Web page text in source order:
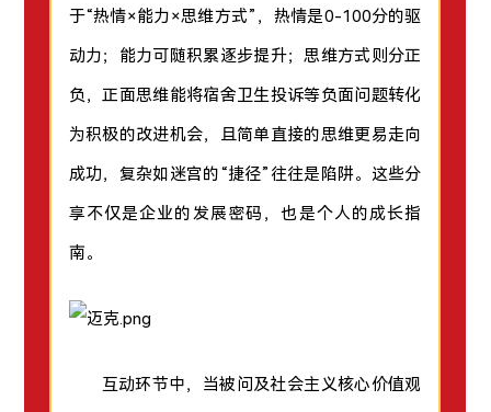
于“热情×能力×思维方式”，热情是0-100分的驱
动力；能力可随积累逐步提升；思维方式则分正
负，正面思维能将宿舍卫生投诉等负面问题转化
为积极的改进机会，且简单直接的思维更易走向
成功，复杂如迷宫的“捷径”往往是陷阱。这些分
享不仅是企业的发展密码，也是个人的成长指
南。
互动环节中，当被问及社会主义核心价值观